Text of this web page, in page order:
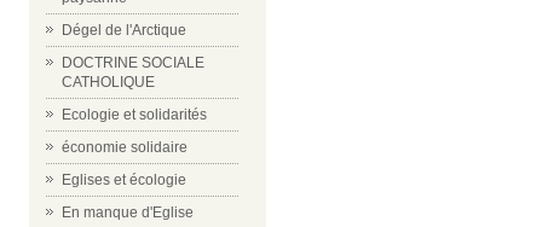
Dégel de l'Arctique
DOCTRINE SOCIALE
CATHOLIQUE
Ecologie et solidarités
économie solidaire
Eglises et écologie
En manque d'Eglise